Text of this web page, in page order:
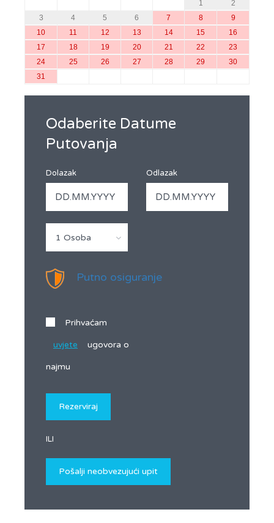
1
2
3
4 5 6 7 8
9
10
11 12 13 14 15
16
17
18 19 20 21 22
23
24
25 26 27 28 29
30
31
Odaberite Datume
Putovanja
Dolazak Odlazak
1 Osoba
Putno osiguranje
Prihvaćam
uvjete ugovora o
najmu
ILI